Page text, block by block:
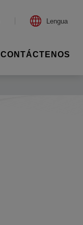
Lengua
CONTÁCTENOS